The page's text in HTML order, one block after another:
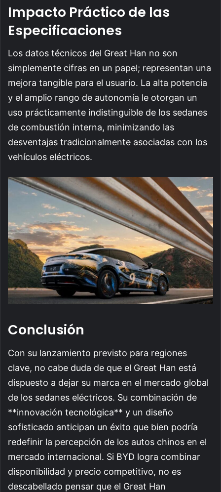
Impacto Práctico de las
Especificaciones
Los datos técnicos del Great Han no son
simplemente cifras en un papel; representan una
mejora tangible para el usuario. La alta potencia
y el amplio rango de autonomía le otorgan un
uso prácticamente indistinguible de los sedanes
de combustión interna, minimizando las
desventajas tradicionalmente asociadas con los
vehículos eléctricos.
Conclusión
Con su lanzamiento previsto para regiones
clave, no cabe duda de que el Great Han está
dispuesto a dejar su marca en el mercado global
de los sedanes eléctricos. Su combinación de
**innovación tecnológica** y un diseño
sofisticado anticipan un éxito que bien podría
redefinir la percepción de los autos chinos en el
mercado internacional. Si BYD logra combinar
disponibilidad y precio competitivo, no es
descabellado pensar que el Great Han